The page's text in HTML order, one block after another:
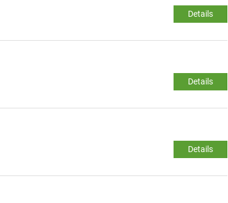
Details
Details
Details